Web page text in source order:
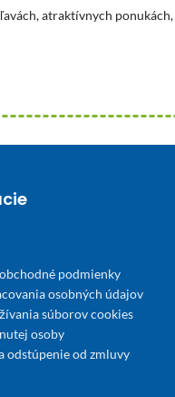
atraktívnych ponukách,
podmienky
osobných údajov
súborov cookies
osoby
odstúpenie od zmluvy